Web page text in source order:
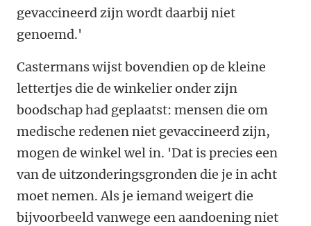
gevaccineerd zijn wordt daarbij niet
genoemd.'
Castermans wijst bovendien op de kleine
lettertjes die de winkelier onder zijn
boodschap had geplaatst: mensen die om
medische redenen niet gevaccineerd zijn,
mogen de winkel wel in. 'Dat is precies een
van de uitzonderingsgronden die je in acht
moet nemen. Als je iemand weigert die
bijvoorbeeld vanwege een aandoening niet